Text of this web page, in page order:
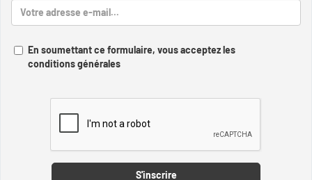
En soumettant ce formulaire, vous acceptez les
conditions générales
S'inscrire